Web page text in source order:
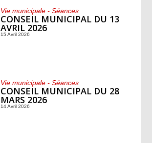
Vie municipale - Séances
CONSEIL MUNICIPAL DU 13
AVRIL 2026
15 Avril 2026
Vie municipale - Séances
CONSEIL MUNICIPAL DU 28
MARS 2026
14 Avril 2026